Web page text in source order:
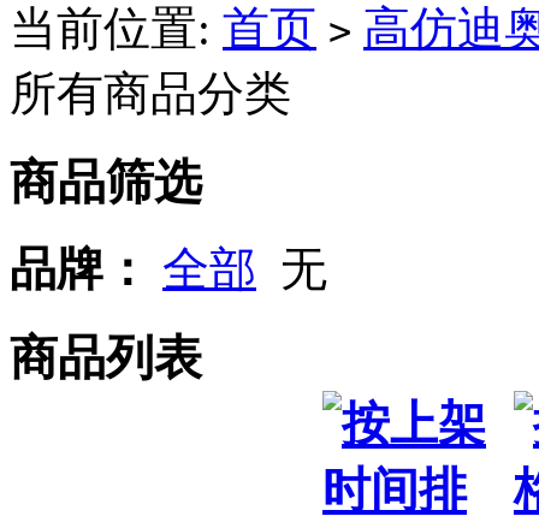
当前位置: 首页 > 高仿迪
所有商品分类
商品筛选
品牌： 全部 无
商品列表